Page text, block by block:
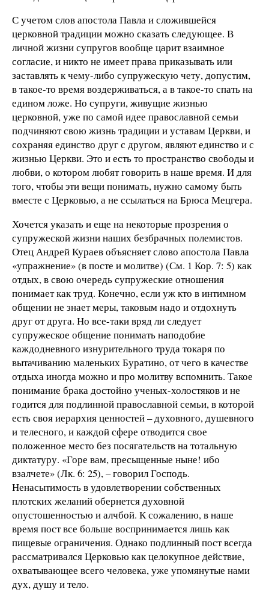
С учетом слов апостола Павла и сложившейся
церковной традиции можно сказать следующее. В
личной жизни супругов вообще царит взаимное
согласие, и никто не имеет права приказывать или
заставлять к чему-либо супружескую чету, допустим,
в такое-то время воздерживаться, а в такое-то спать на
едином ложе. Но супруги, живущие жизнью
церковной, уже по самой идее православной семьи
подчиняют свою жизнь традиции и уставам Церкви, и
сохраняя единство друг с другом, являют единство и с
жизнью Церкви. Это и есть то пространство свободы и
любви, о котором любят говорить в наше время. И для
того, чтобы эти вещи понимать, нужно самому быть
вместе с Церковью, а не ссылаться на Брюса Мецгера.
Хочется указать и еще на некоторые прозрения о
супружеской жизни наших безбрачных полемистов.
Отец Андрей Кураев объясняет слово апостола Павла
«упражнение» (в посте и молитве) (См. 1 Кор. 7: 5) как
отдых, в свою очередь супружеские отношения
понимает как труд. Конечно, если уж кто в интимном
общении не знает меры, таковым надо и отдохнуть
друг от друга. Но все-таки вряд ли следует
супружеское общение понимать наподобие
каждодневного изнурительного труда токаря по
вытачиванию маленьких Буратино, от чего в качестве
отдыха иногда можно и про молитву вспомнить. Такое
понимание брака достойно ученых-холостяков и не
годится для подлинной православной семьи, в которой
есть своя иерархия ценностей – духовного, душевного
и телесного, и каждой сфере отводится свое
положенное место без посягательств на тотальную
диктатуру. «Горе вам, пресыщенные ныне! ибо
взалчете» (Лк. 6: 25), – говорил Господь.
Ненасытимость в удовлетворении собственных
плотских желаний обернется духовной
опустошенностью и алчбой. К сожалению, в наше
время пост все больше воспринимается лишь как
пищевые ограничения. Однако подлинный пост всегда
рассматривался Церковью как целокупное действие,
охватывающее всего человека, уже упомянутые нами
дух, душу и тело.